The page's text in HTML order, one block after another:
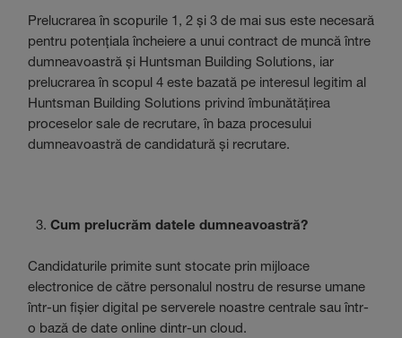
Prelucrarea în scopurile 1, 2 și 3 de mai sus este necesară
pentru potențiala încheiere a unui contract de muncă între
dumneavoastră și Huntsman Building Solutions, iar
prelucrarea în scopul 4 este bazată pe interesul legitim al
Huntsman Building Solutions privind îmbunătățirea
proceselor sale de recrutare, în baza procesului
dumneavoastră de candidatură și recrutare.
Cum prelucrăm datele dumneavoastră?
Candidaturile primite sunt stocate prin mijloace
electronice de către personalul nostru de resurse umane
într-un fișier digital pe serverele noastre centrale sau într-
o bază de date online dintr-un cloud.